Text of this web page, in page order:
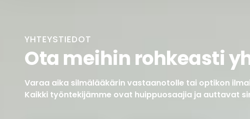
YHTEYSTIEDOT
Ota meihin rohkeasti
Varaa aika silmälääkärin vastaanotolle tai optikon
Kaikki työntekijämme ovat huippuosaajia ja auttavat